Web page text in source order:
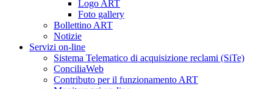
Logo ART
Foto gallery
Bollettino ART
Notizie
Servizi on-line
Sistema Telematico di acquisizione reclami (SiTe)
ConciliaWeb
Contributo per il funzionamento ART